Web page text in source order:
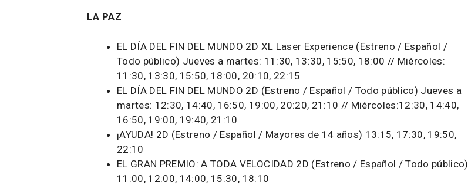
LA PAZ
EL DÍA DEL FIN DEL MUNDO 2D XL Laser Experience (Estreno / Español /
Todo público) Jueves a martes: 11:30, 13:30, 15:50, 18:00 // Miércoles:
11:30, 13:30, 15:50, 18:00, 20:10, 22:15
EL DÍA DEL FIN DEL MUNDO 2D (Estreno / Español / Todo público) Jueves a
martes: 12:30, 14:40, 16:50, 19:00, 20:20, 21:10 // Miércoles:12:30, 14:40,
16:50, 19:00, 19:40, 21:10
¡AYUDA! 2D (Estreno / Español / Mayores de 14 años) 13:15, 17:30, 19:50,
22:10
EL GRAN PREMIO: A TODA VELOCIDAD 2D (Estreno / Español / Todo público)
11:00, 12:00, 14:00, 15:30, 18:10